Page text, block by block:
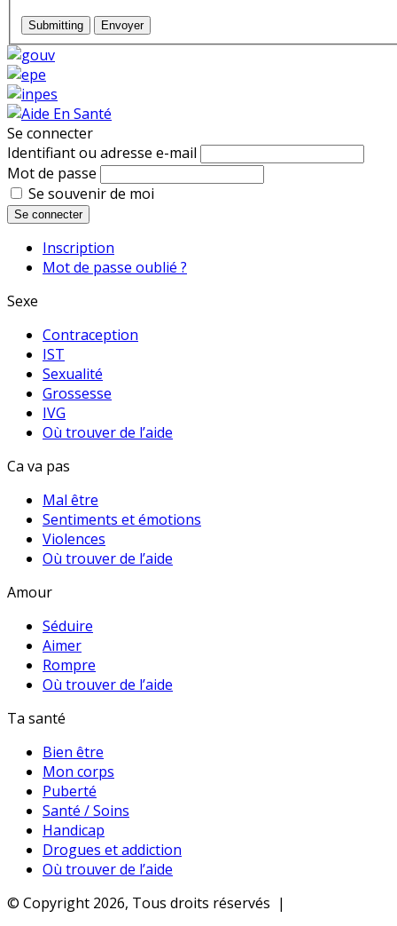
Submitting Envoyer
Se connecter
Identifiant ou adresse e-mail
Mot de passe
Se souvenir de moi
Se connecter
Inscription
Mot de passe oublié ?
Sexe
Contraception
IST
Sexualité
Grossesse
IVG
Où trouver de l’aide
Ca va pas
Mal être
Sentiments et émotions
Violences
Où trouver de l’aide
Amour
Séduire
Aimer
Rompre
Où trouver de l’aide
Ta santé
Bien être
Mon corps
Puberté
Santé / Soins
Handicap
Drogues et addiction
Où trouver de l’aide
© Copyright 2026, Tous droits réservés |